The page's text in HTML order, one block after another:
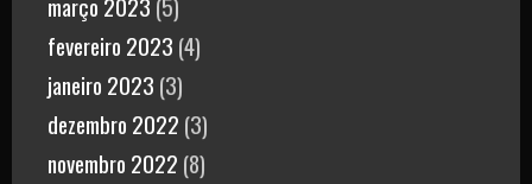
fevereiro 2023 (4)
janeiro 2023 (3)
dezembro 2022 (3)
novembro 2022 (8)